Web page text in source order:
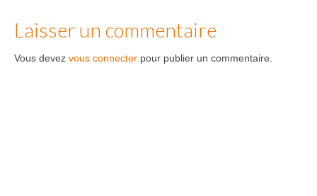
Laisser un commentaire
Vous devez vous connecter pour publier un commentaire.